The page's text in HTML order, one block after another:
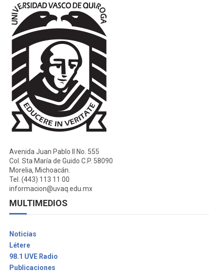
Avenida Juan Pablo II No. 555
Col. Sta María de Guido C.P. 58090
Morelia, Michoacán.
Tel. (443) 113 11 00
informacion@uvaq.edu.mx
MULTIMEDIOS
Noticias
Létere
98.1 UVE Radio
Publicaciones